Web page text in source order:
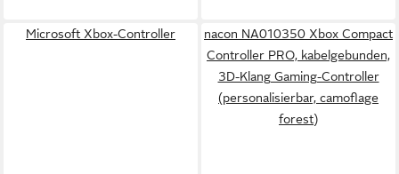
Microsoft Xbox-Controller
nacon NA010350 Xbox Compact
Controller PRO, kabelgebunden,
3D-Klang Gaming-Controller
(personalisierbar, camoflage
forest)